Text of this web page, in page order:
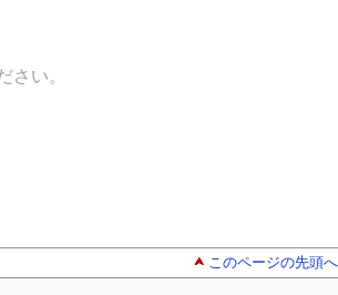
さい。
このページの先頭へ